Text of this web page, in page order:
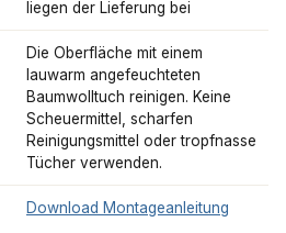
liegen der Lieferung bei
Die Oberfläche mit einem
lauwarm angefeuchteten
Baumwolltuch reinigen. Keine
Scheuermittel, scharfen
Reinigungsmittel oder tropfnasse
Tücher verwenden.
Download Montageanleitung